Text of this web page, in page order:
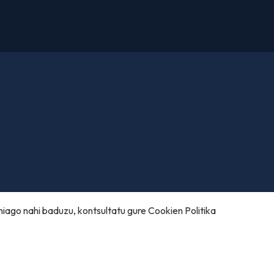
nahi baduzu, kontsultatu gureCookien Politika